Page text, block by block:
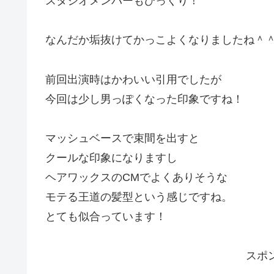
なんだか垢抜けてかっこよくなりましたね＾＾
前回出演時はかわいい引用でしたが
今回は少し男っぽくなった印象ですね！
マッシュベースで束間を出すと
クールな印象になりますし
ヘアワックスのCMでよくありそうな
モテる王道の髪型という感じですね。
とても似合っています！
スポ